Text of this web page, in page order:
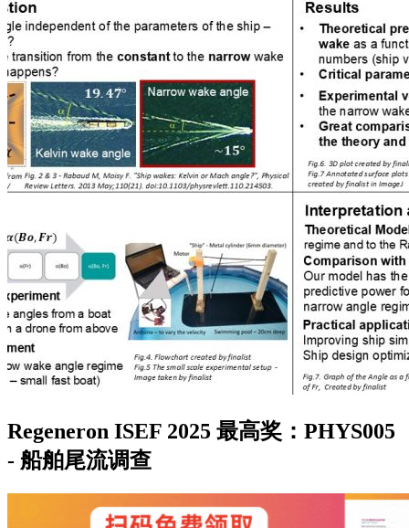
Regeneron ISEF 2025 最高奖：PHYS005
- 船舶尾流调查